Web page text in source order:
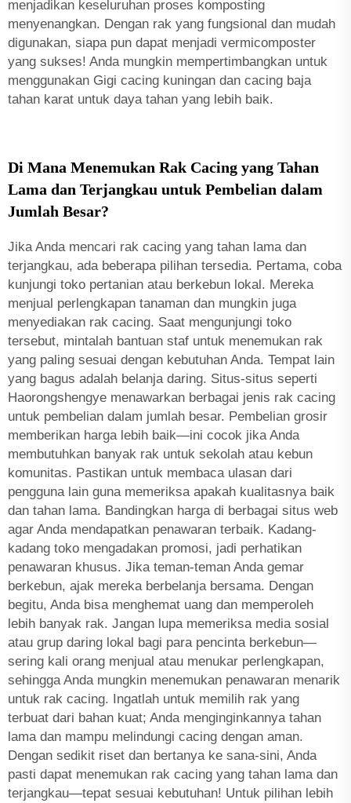
menjadikan keseluruhan proses komposting
menyenangkan. Dengan rak yang fungsional dan mudah
digunakan, siapa pun dapat menjadi vermicomposter
yang sukses! Anda mungkin mempertimbangkan untuk
menggunakan Gigi cacing kuningan dan cacing baja
tahan karat untuk daya tahan yang lebih baik.
Di Mana Menemukan Rak Cacing yang Tahan
Lama dan Terjangkau untuk Pembelian dalam
Jumlah Besar?
Jika Anda mencari rak cacing yang tahan lama dan
terjangkau, ada beberapa pilihan tersedia. Pertama, coba
kunjungi toko pertanian atau berkebun lokal. Mereka
menjual perlengkapan tanaman dan mungkin juga
menyediakan rak cacing. Saat mengunjungi toko
tersebut, mintalah bantuan staf untuk menemukan rak
yang paling sesuai dengan kebutuhan Anda. Tempat lain
yang bagus adalah belanja daring. Situs-situs seperti
Haorongshengye menawarkan berbagai jenis rak cacing
untuk pembelian dalam jumlah besar. Pembelian grosir
memberikan harga lebih baik—ini cocok jika Anda
membutuhkan banyak rak untuk sekolah atau kebun
komunitas. Pastikan untuk membaca ulasan dari
pengguna lain guna memeriksa apakah kualitasnya baik
dan tahan lama. Bandingkan harga di berbagai situs web
agar Anda mendapatkan penawaran terbaik. Kadang-
kadang toko mengadakan promosi, jadi perhatikan
penawaran khusus. Jika teman-teman Anda gemar
berkebun, ajak mereka berbelanja bersama. Dengan
begitu, Anda bisa menghemat uang dan memperoleh
lebih banyak rak. Jangan lupa memeriksa media sosial
atau grup daring lokal bagi para pencinta berkebun—
sering kali orang menjual atau menukar perlengkapan,
sehingga Anda mungkin menemukan penawaran menarik
untuk rak cacing. Ingatlah untuk memilih rak yang
terbuat dari bahan kuat; Anda menginginkannya tahan
lama dan mampu melindungi cacing dengan aman.
Dengan sedikit riset dan bertanya ke sana-sini, Anda
pasti dapat menemukan rak cacing yang tahan lama dan
terjangkau—tepat sesuai kebutuhan! Untuk pilihan lebih